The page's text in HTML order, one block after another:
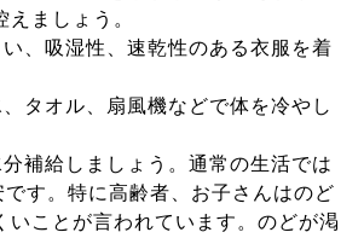
ましょう。
、吸湿性、速乾性のある衣服を着
タオル、扇風機などで体を冷やし
補給しましょう。通常の生活では
です。特に高齢者、お子さんはのど
いことが言われています。のどが渇